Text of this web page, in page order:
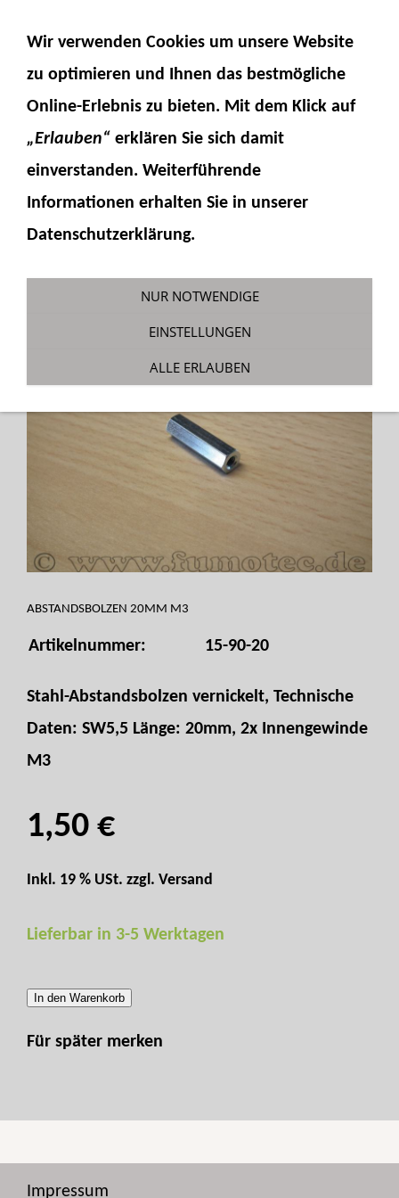
Abstandsbolzen 20mm M3
Abstandsbolzen
ABSTANDSBOLZEN 20MM M3
Artikelnummer: 15-90-20
Stahl-Abstandsbolzen vernickelt, Technische
Daten: SW5,5 Länge: 20mm, 2x Innengewinde
M3
1,50 €
Inkl. 19 % USt. zzgl. Versand
Lieferbar in 3-5 Werktagen
In den Warenkorb
Für später merken
Impressum
Wir verwenden Cookies um unsere Website
zu optimieren und Ihnen das bestmögliche
Online-Erlebnis zu bieten. Mit dem Klick auf
„Erlauben“ erklären Sie sich damit
einverstanden. Weiterführende
Informationen erhalten Sie in unserer
Datenschutzerklärung.
NUR NOTWENDIGE
EINSTELLUNGEN
ALLE ERLAUBEN